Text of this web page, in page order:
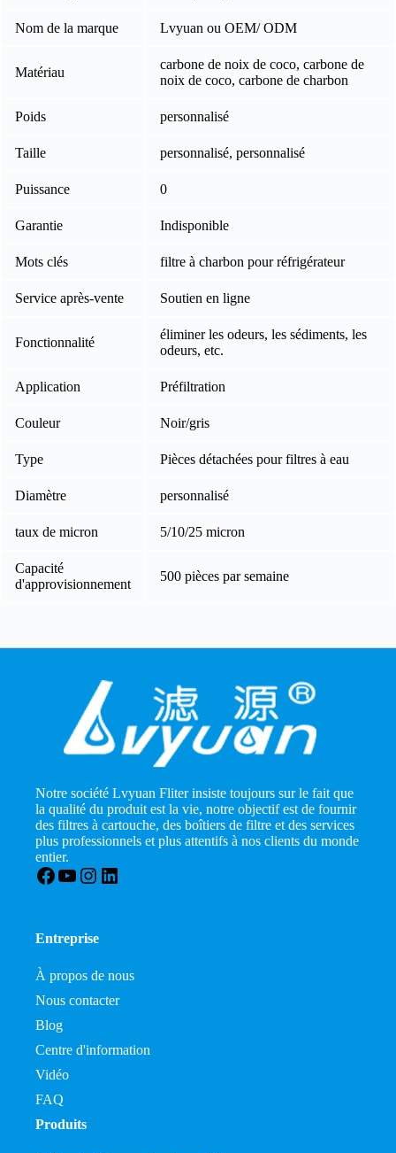
Nom de la marque Lvyuan ou OEM/ ODM
Matériau
carbone de noix de coco, carbone de
noix de coco, carbone de charbon
Poids personnalisé
Taille personnalisé, personnalisé
Puissance 0
Garantie Indisponible
Mots clés filtre à charbon pour réfrigérateur
Service après-vente Soutien en ligne
Fonctionnalité
éliminer les odeurs, les sédiments, les
odeurs, etc.
Application Préfiltration
Couleur Noir/gris
Type Pièces détachées pour filtres à eau
Diamètre personnalisé
taux de micron 5/10/25 micron
Capacité
d'approvisionnement
500 pièces par semaine
Notre société Lvyuan Fliter insiste toujours sur le fait que
la qualité du produit est la vie, notre objectif est de fournir
des filtres à cartouche, des boîtiers de filtre et des services
plus professionnels et plus attentifs à nos clients du monde
entier.
Facebook
YouTube
Instagram
LinkedIn
Entreprise
À propos de nous
Nous contacter
Blog
Centre d'information
Vidéo
FAQ
Produits